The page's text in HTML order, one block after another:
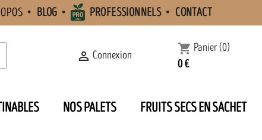
BLOG PROFESSIONNELS CONTACT
 Connexion shopping_cart Panier(0)
0 €
NOS PALETS FRUITS SECS EN SACHET